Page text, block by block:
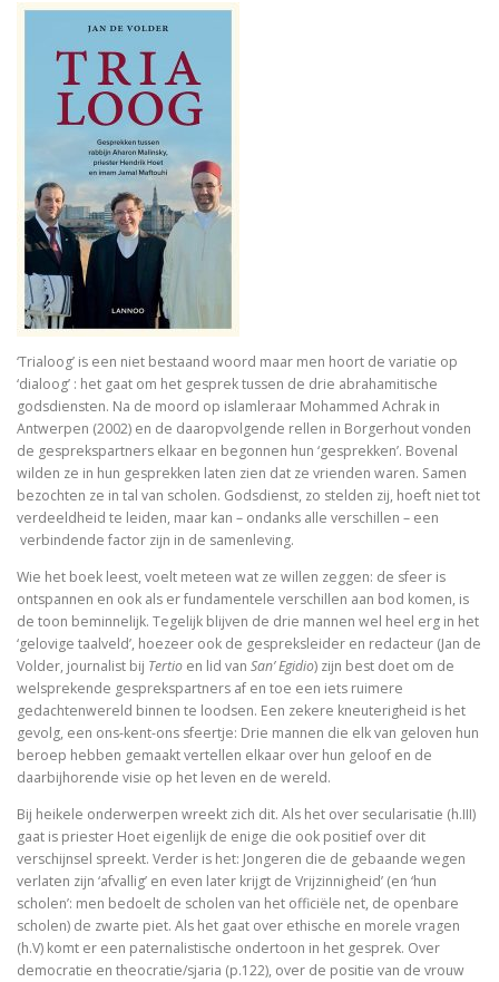
Philosophy of Religion in the Renaissance
Troost in filosofie
Waar blijft de kerk?
God. A Very Short Introduction
Bach’s Personal copy of Calov’s Bible Commentary
Bardot, Fallaci, Houellebecq en Wilders….
Allesomvattende onderwijsleer. Didactica
Meursault: contre-enquête
Tegenwoordigheid van geest als Europese uitdaging
Ecce Philosophus. Leven en werk
Trialoog.
De ontdekking van het Nieuwe Testament
Vergeten rijkdom
Ontluikend christendom
over identiteit
Erasmus: Sometimes a Spin Doctor is Right
levensbeschouwelijke vakken.
God is een vluchteling. De terugkeer van het
‘Trialoog’ is een niet bestaand woord maar men hoort de variatie op
‘dialoog’ : het gaat om het gesprek tussen de drie abrahamitische
godsdiensten. Na de moord op islamleraar Mohammed Achrak in
Antwerpen (2002) en de daaropvolgende rellen in Borgerhout vonden
de gesprekspartners elkaar en begonnen hun ‘gesprekken’. Bovenal
wilden ze in hun gesprekken laten zien dat ze vrienden waren. Samen
bezochten ze in tal van scholen. Godsdienst, zo stelden zij, hoeft niet tot
verdeeldheid te leiden, maar kan – ondanks alle verschillen – een
verbindende factor zijn in de samenleving.
Wie het boek leest, voelt meteen wat ze willen zeggen: de sfeer is
ontspannen en ook als er fundamentele verschillen aan bod komen, is
de toon beminnelijk. Tegelijk blijven de drie mannen wel heel erg in het
‘gelovige taalveld’, hoezeer ook de gespreksleider en redacteur (Jan de
Volder, journalist bij Tertio en lid van San’ Egidio) zijn best doet om de
welsprekende gesprekspartners af en toe een iets ruimere
gedachtenwereld binnen te loodsen. Een zekere kneuterigheid is het
gevolg, een ons-kent-ons sfeertje: Drie mannen die elk van geloven hun
beroep hebben gemaakt vertellen elkaar over hun geloof en de
daarbijhorende visie op het leven en de wereld.
Bij heikele onderwerpen wreekt zich dit. Als het over secularisatie (h.III)
gaat is priester Hoet eigenlijk de enige die ook positief over dit
verschijnsel spreekt. Verder is het: Jongeren die de gebaande wegen
verlaten zijn ‘afvallig’ en even later krijgt de Vrijzinnigheid’ (en ‘hun
scholen’: men bedoelt de scholen van het officiële net, de openbare
scholen) de zwarte piet. Als het gaat over ethische en morele vragen
(h.V) komt er een paternalistische ondertoon in het gesprek. Over
democratie en theocratie/sjaria (p.122), over de positie van de vrouw